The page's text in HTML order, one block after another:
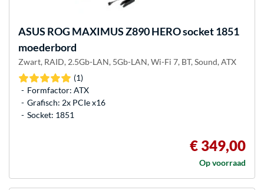
ASUS ROG MAXIMUS Z890 HERO socket 1851
moederbord
Zwart, RAID, 2.5Gb-LAN, 5Gb-LAN, Wi-Fi 7, BT, Sound, ATX
(1)
Formfactor: ATX
Grafisch: 2x PCIe x16
Socket: 1851
€ 349,00
Op voorraad